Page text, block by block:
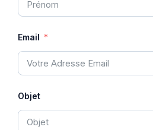
Email
Objet